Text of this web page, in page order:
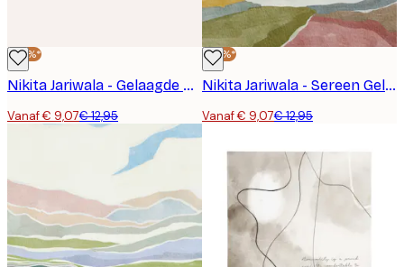
-30%*
Nikita Jariwala - Gelaagde Gedempte Vallei Poster
Vanaf € 9,07€ 12,95
-30%*
Nikita Jariwala - Sereen Gelaagd Landschap No2 Poster
Vanaf € 9,07€ 12,95